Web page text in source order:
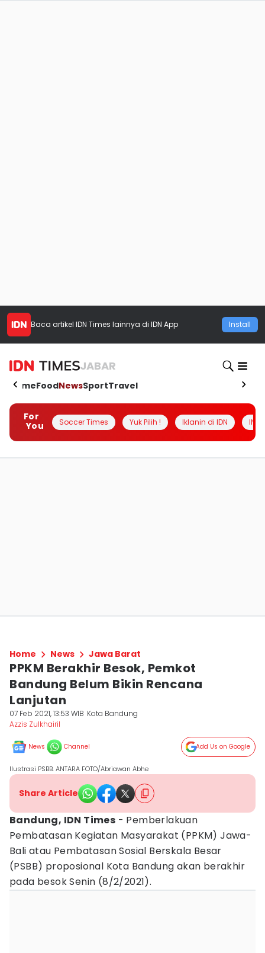
Baca artikel IDN Times lainnya di IDN App Install
JABAR
HomeFoodNewsSportTravel
For
You
Soccer Times Yuk Pilih ! Iklanin di IDN
Home News Jawa Barat
PPKM Berakhir Besok, Pemkot
Bandung Belum Bikin Rencana
Lanjutan
07 Feb 2021, 13:53 WIB Kota Bandung
Azzis Zulkhairil
News Channel Add Us on Google
Ilustrasi PSBB. ANTARA FOTO/Abriawan Abhe
Share Article
Bandung, IDN Times - Pemberlakuan
Pembatasan Kegiatan Masyarakat (PPKM) Jawa-
Bali atau Pembatasan Sosial Berskala Besar
(PSBB) proposional Kota Bandung akan berakhir
pada besok Senin (8/2/2021).